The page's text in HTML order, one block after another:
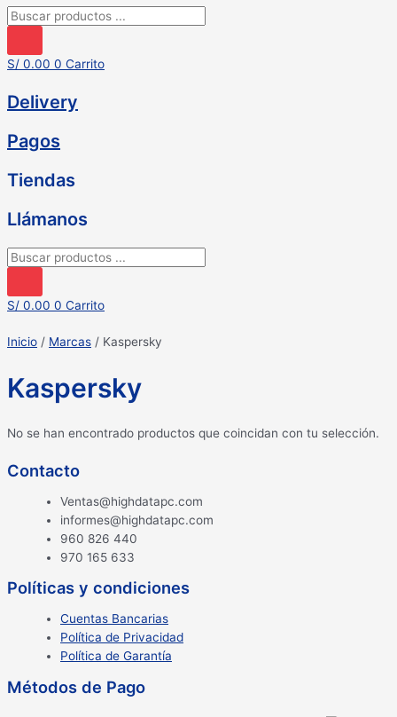
Búsqueda
productos
S/ 0.00 0 Carrito
Delivery
Pagos
Tiendas
Llámanos
Búsqueda
productos
S/ 0.00 0 Carrito
Inicio / Marcas / Kaspersky
Kaspersky
No se han encontrado productos que coincidan con tu selección.
Contacto
Ventas@highdatapc.com
informes@highdatapc.com
960 826 440
970 165 633
Políticas y condiciones
Cuentas Bancarias
Política de Privacidad
Política de Garantía
Métodos de Pago